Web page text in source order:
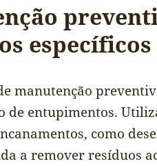
específicos
manutenção
de entupimentos.
como
a remover resíduos